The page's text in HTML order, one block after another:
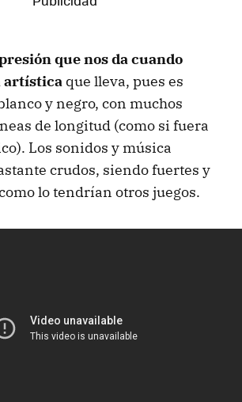
que nos da cuando
artística que lleva, pues es
y negro, con muchos
de longitud (como si fuera
Los sonidos y música
crudos, siendo fuertes y
lo tendrían otros juegos.